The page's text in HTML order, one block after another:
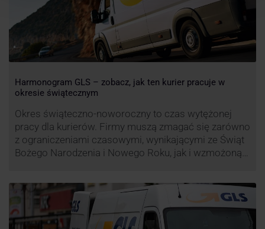
Harmonogram GLS – zobacz, jak ten kurier pracuje w
okresie świątecznym
Okres świąteczno-noworoczny to czas wytężonej
pracy dla kurierów. Firmy muszą zmagać się zarówno
z ograniczeniami czasowymi, wynikającymi ze Świąt
Bożego Narodzenia i Nowego Roku, jak i wzmożoną
firm. Zobacz harmonogram GLS na czas świąteczny!